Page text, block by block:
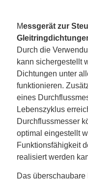
Messgerät zur
Durch die
kann sichergestellt
Dichtungen unter
funktionieren.
eines
Lebenszyklus
Durchflussmesser
optimal eingestellt
Funktionsfähigkeit
realisiert werden
Das